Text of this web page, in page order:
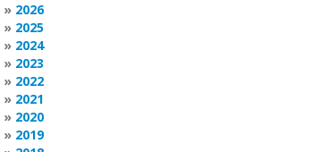
2026
2025
2024
2023
2022
2021
2020
2019